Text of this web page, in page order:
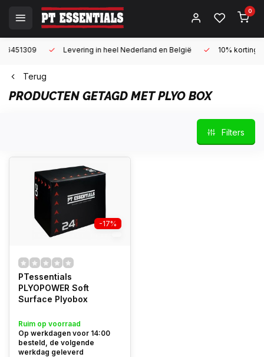
0
Levering in heel Nederland en België 10% korting met een
Terug
PRODUCTEN GETAGD MET PLYO BOX
Filters
-17%
PTessentials
PLYOPOWER Soft
Surface Plyobox
Ruim op voorraad
Op werkdagen voor 14:00
besteld, de volgende
werkdag geleverd